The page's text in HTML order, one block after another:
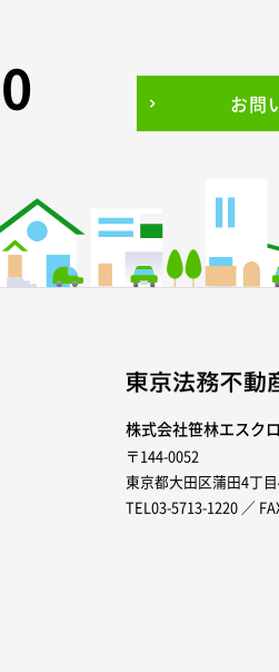
お問
株式会社笹林エスク
〒144-0052
東京都大田区蒲田4丁
TEL03-5713-1220 ／